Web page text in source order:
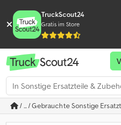
TruckScout24
Gratis im Store
/ ... / Gebrauchte Sonstige